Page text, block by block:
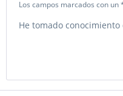
Los campos marcados con
He tomado conocimiento